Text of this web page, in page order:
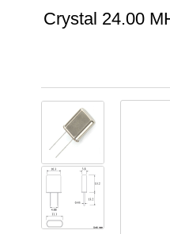
Crystal 24.00